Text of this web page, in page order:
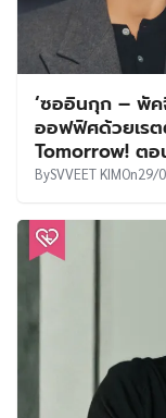
‘ซออินกุก – พัค
ออฟฟิศด้วยเรต
Tomorrow! ตอ
BySVVEET KIMOn29/